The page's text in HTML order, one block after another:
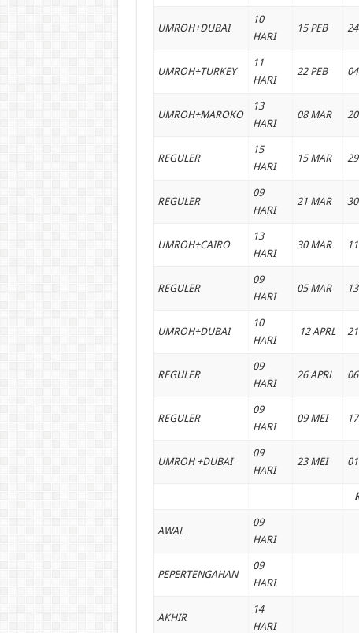
UMROH+DUBAI
10
HARI
15 PEB
UMROH+TURKEY
11
HARI
22 PEB
UMROH+MAROKO
13
HARI
08 MAR
REGULER
15
HARI
15 MAR
REGULER
09
HARI
21 MAR
UMROH+CAIRO
13
HARI
30 MAR
REGULER
09
HARI
05 MAR
UMROH+DUBAI
10
HARI
12 APRL
REGULER
09
HARI
26 APRL
REGULER
09
HARI
09 MEI
UMROH +DUBAI
09
HARI
23 MEI
AWAL
09
HARI
PEPERTENGAHAN
09
HARI
AKHIR
14
HARI